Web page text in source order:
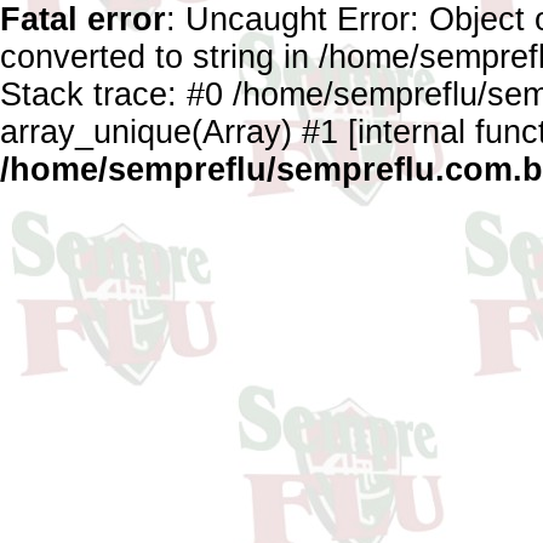
Fatal error: Uncaught Error: Object
converted to string in /home/
Stack trace: #0 /home/sempreflu/
array_unique(Array) #1 [internal
/home/sempreflu/